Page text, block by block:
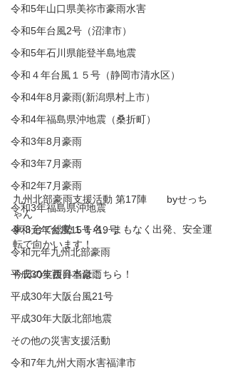
令和5年山口県美祢市豪雨水害
令和5年台風2号（沼津市）
令和5年石川県能登半島地震
令和４年台風１５号（静岡市清水区）
令和4年8月豪雨(新潟県村上市）
令和4年福島県沖地震（桑折町）
令和3年8月豪雨
令和3年7月豪雨
令和2年7月豪雨
令和3年福島県沖地震
令和元年台風15号･19号
令和元年九州北部豪雨
平成30年西日本豪雨
平成30年大阪台風21号
平成30年大阪北部地震
その他の災害支援活動
令和7年九州大雨水害福津市
九州北部豪雨支援活動 第17陣　　byせっち
ゃん
車３台で総勢１１名。まもなく出発、安全運
転で向かいます！
今日の支援弁当はこちら！